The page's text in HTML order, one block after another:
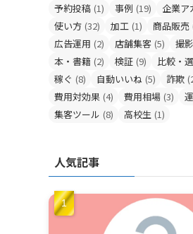
予約投稿 (1) 事例 (19) 企業ア
使い方 (32) 加工 (1) 商品販売
広告運用 (2) 店舗集客 (5) 撮影
本・書籍 (2) 検証 (9) 比較・
稼ぐ (8) 自動いいね (5) 詐欺
費用対効果 (4) 費用相場 (3)
集客ツール (8) 高校生 (1)
人気記事